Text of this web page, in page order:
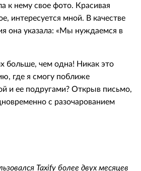
к нему свое фото. Красивая
интересуется мной. В качестве
она указала: «Мы нуждаемся в
больше, чем одна! Никак это
где я смогу поближе
и ее подругами? Открыв письмо,
с разочарованием
Taxify более двух месяцев